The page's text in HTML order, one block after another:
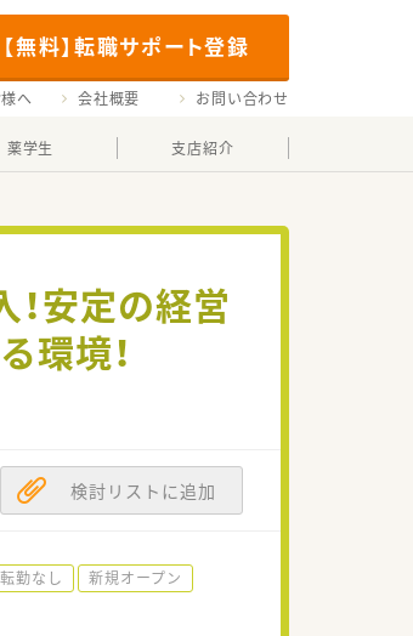
【無料】転職サポート登録
へ 会社概要 お問い合わせ
薬学生 支店紹介
安定の経営
環境！
検討リストに追加
転勤なし
新規オープン